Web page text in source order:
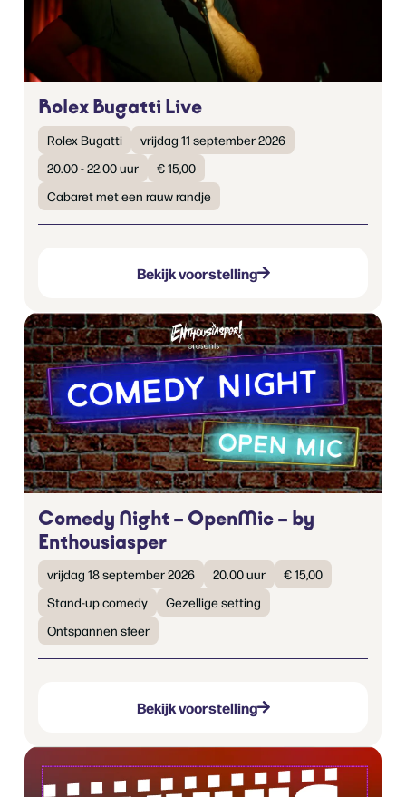
Rolex Bugatti Live
Rolex Bugatti
vrijdag 11 september 2026
20.00 - 22.00 uur
€ 15,00
Cabaret met een rauw randje
Bekijk voorstelling
Comedy Night – OpenMic – by
Enthousiasper
vrijdag 18 september 2026 20.00 uur
€ 15,00
Stand-up comedy
Gezellige setting
Ontspannen sfeer
Bekijk voorstelling